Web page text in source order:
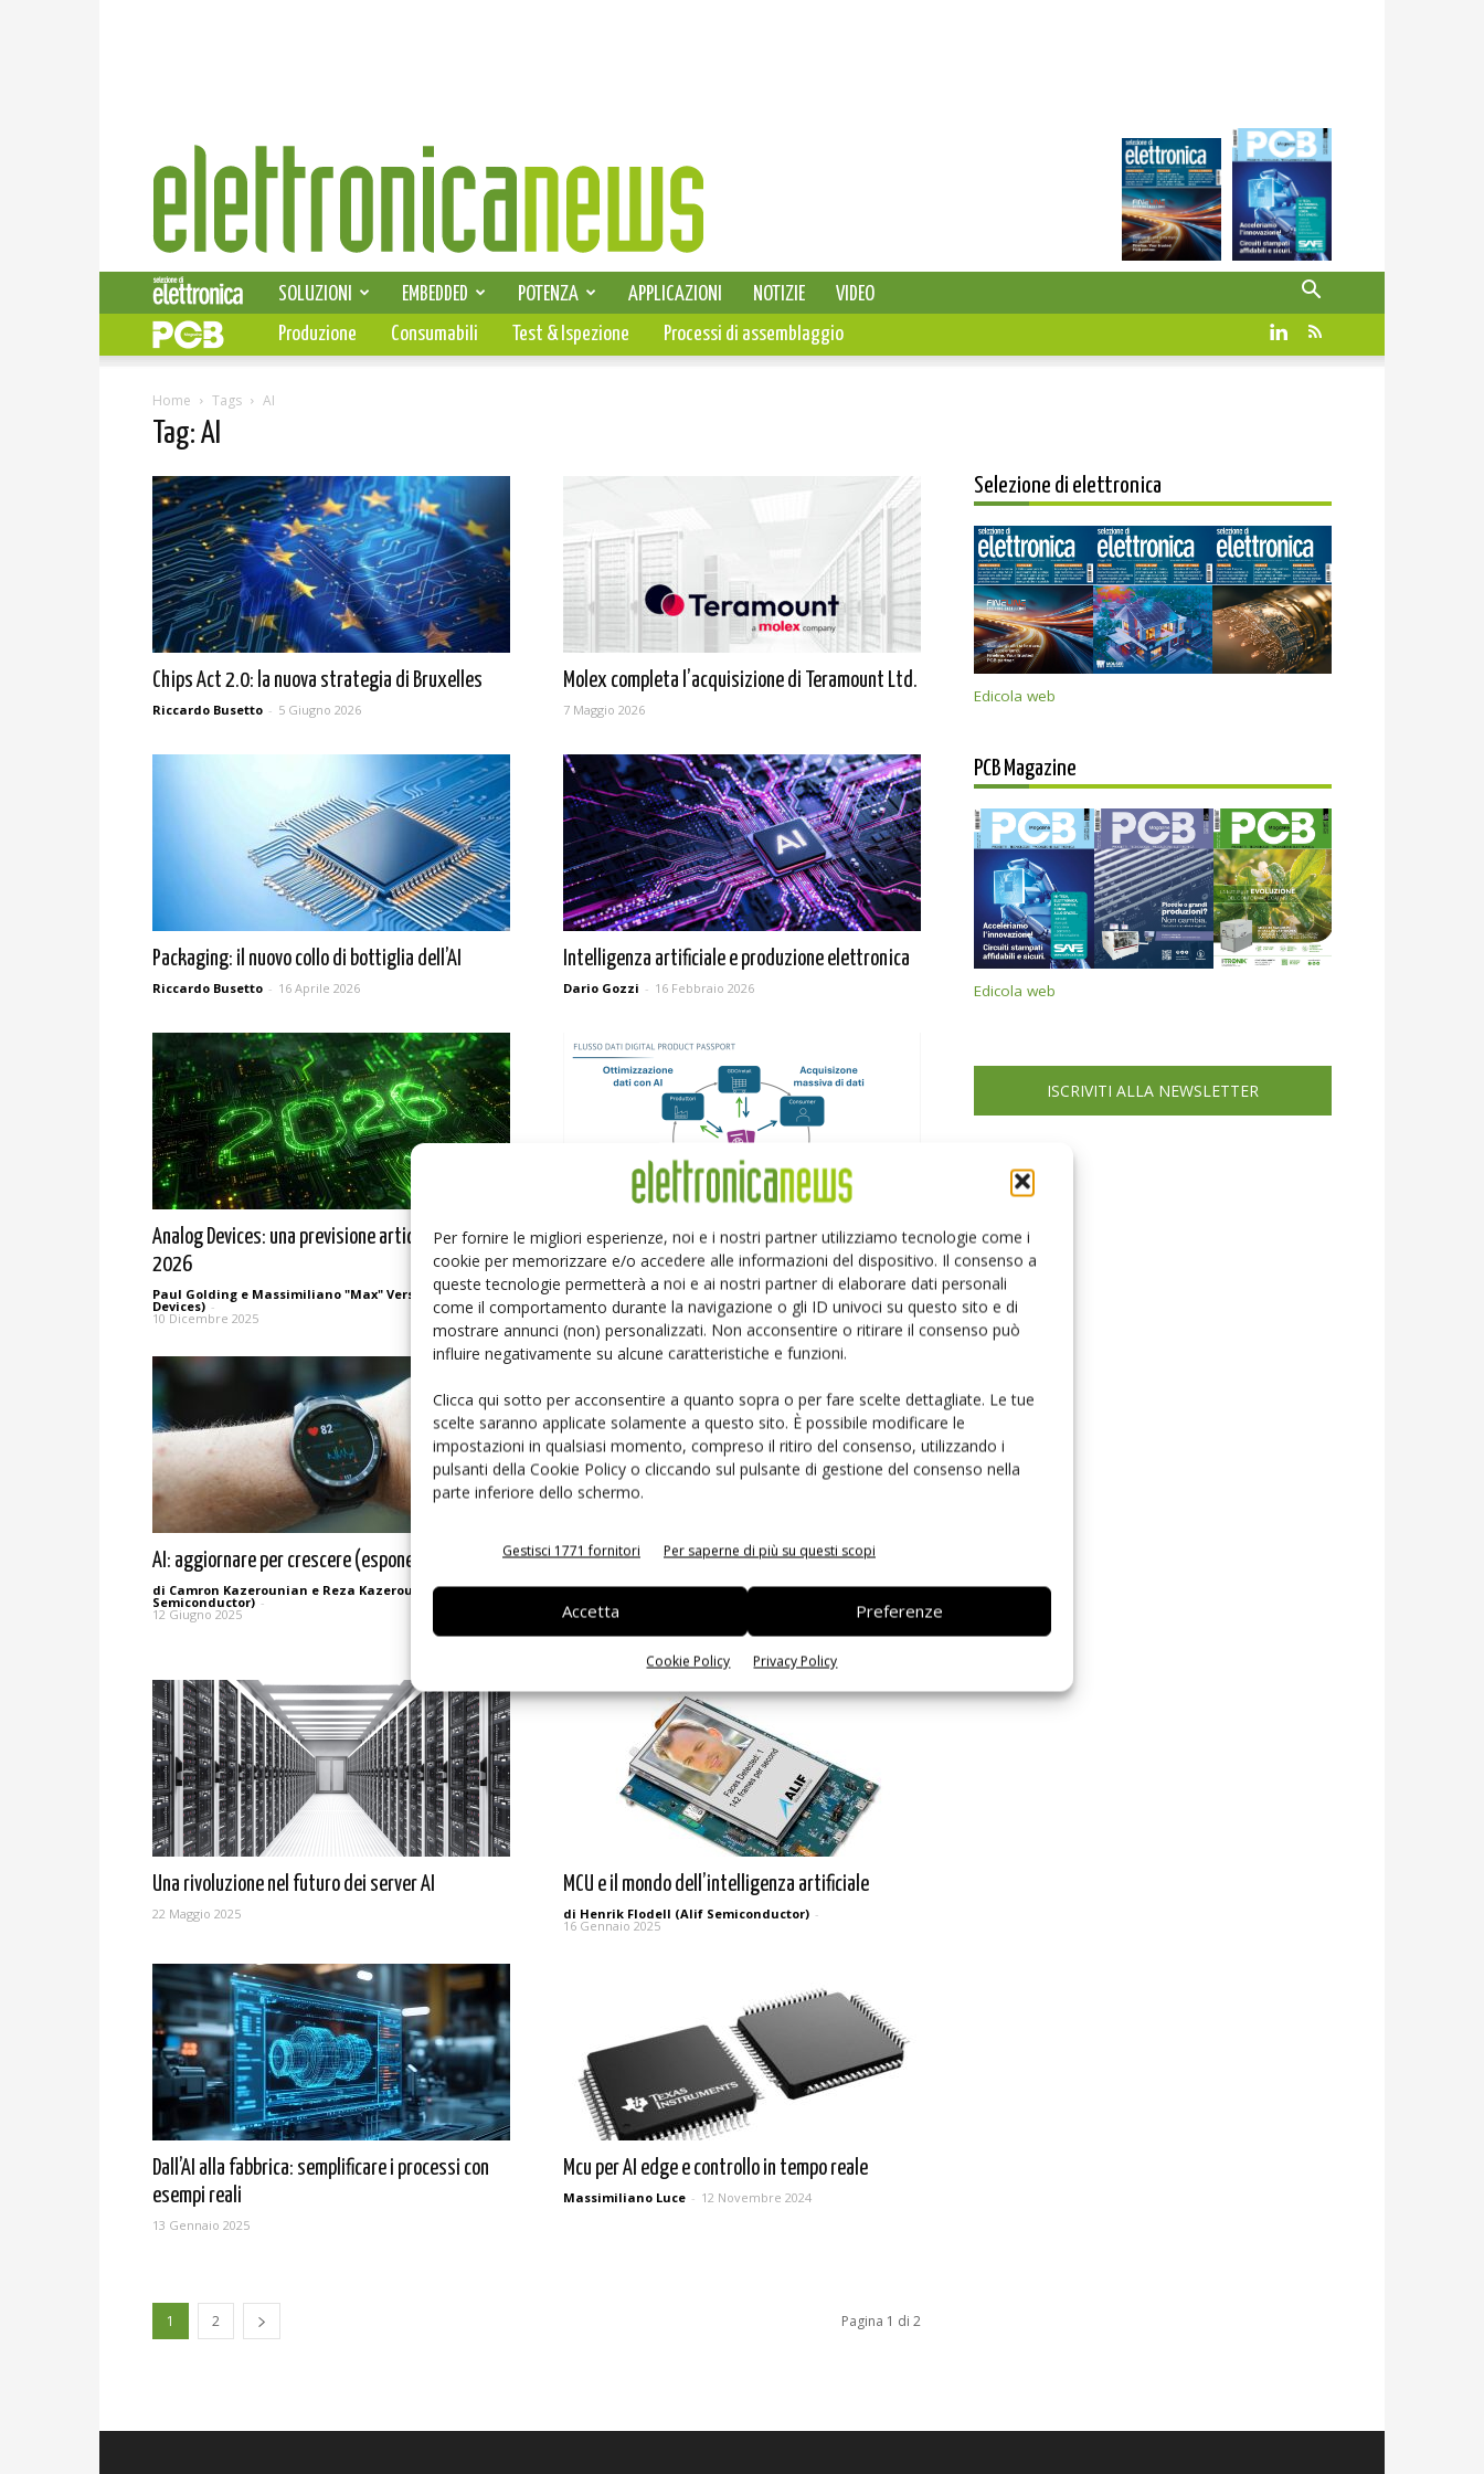
Per fornire le migliori esperienze, noi e i nostri partner utilizziamo tecnologie come i
cookie per memorizzare e/o accedere alle informazioni del dispositivo. Il consenso a
queste tecnologie permetterà a noi e ai nostri partner di elaborare dati personali
come il comportamento durante la navigazione o gli ID univoci su questo sito e di
mostrare annunci (non) personalizzati. Non acconsentire o ritirare il consenso può
influire negativamente su alcune caratteristiche e funzioni.
Clicca qui sotto per acconsentire a quanto sopra o per fare scelte dettagliate. Le tue
scelte saranno applicate solamente a questo sito. È possibile modificare le
impostazioni in qualsiasi momento, compreso il ritiro del consenso, utilizzando i
pulsanti della Cookie Policy o cliccando sul pulsante di gestione del consenso nella
parte inferiore dello schermo.
Gestisci 1771 fornitori Per saperne di più su questi scopi
Accetta Preferenze
Cookie Policy Privacy Policy
Elettronica
News
SELEZIONE DI ELETTRONICA
SOLUZIONI EMBEDDED POTENZA APPLICAZIONI NOTIZIE
VIDEO
PCB
Produzione Consumabili Test & Ispezione Processi di assemblaggio
Home Tags AI
Tag: AI
Chips Act 2.0: la nuova strategia di Bruxelles
Riccardo Busetto - 5 Giugno 2026
Molex completa l’acquisizione di Teramount Ltd.
7 Maggio 2026
Packaging: il nuovo collo di bottiglia dell’AI
Riccardo Busetto - 16 Aprile 2026
Intelligenza artificiale e produzione elettronica
Dario Gozzi - 16 Febbraio 2026
Analog Devices: una previsione articolata per il
2026
Paul Golding e Massimiliano "Max" Versace (Analog
Devices) -
10 Dicembre 2025
DPP: Digital Product Passport
11 Novembre 2025
AI: aggiornare per crescere (esponenzialmente)
di Camron Kazerounian e Reza Kazerounian (Alif
Semiconductor) -
12 Giugno 2025
Aggiornare con l’AI per crescere
(esponenzialmente)
di Camron Kazerounian e Reza Kazerounian (Alif
29 Maggio 2025
Una rivoluzione nel futuro dei server AI
22 Maggio 2025
MCU e il mondo dell’intelligenza artificiale
di Henrik Flodell (Alif Semiconductor) -
16 Gennaio 2025
Dall’AI alla fabbrica: semplificare i processi con
esempi reali
13 Gennaio 2025
Mcu per AI edge e controllo in tempo reale
Massimiliano Luce - 12 Novembre 2024
1 2 Pagina 1 di 2
Selezione di elettronica
Edicola web
PCB Magazine
Edicola web
ISCRIVITI ALLA NEWSLETTER